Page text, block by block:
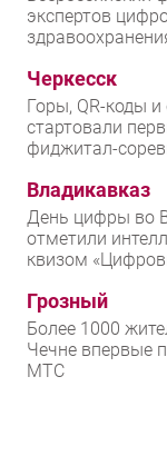
экспертов
Черкесск
Горы, QR-коды
стартовали
фиджитал-
Владикавказ
День цифры во
отметили
квизом
Грозный
Более 1000
Чечне впервые
МТС